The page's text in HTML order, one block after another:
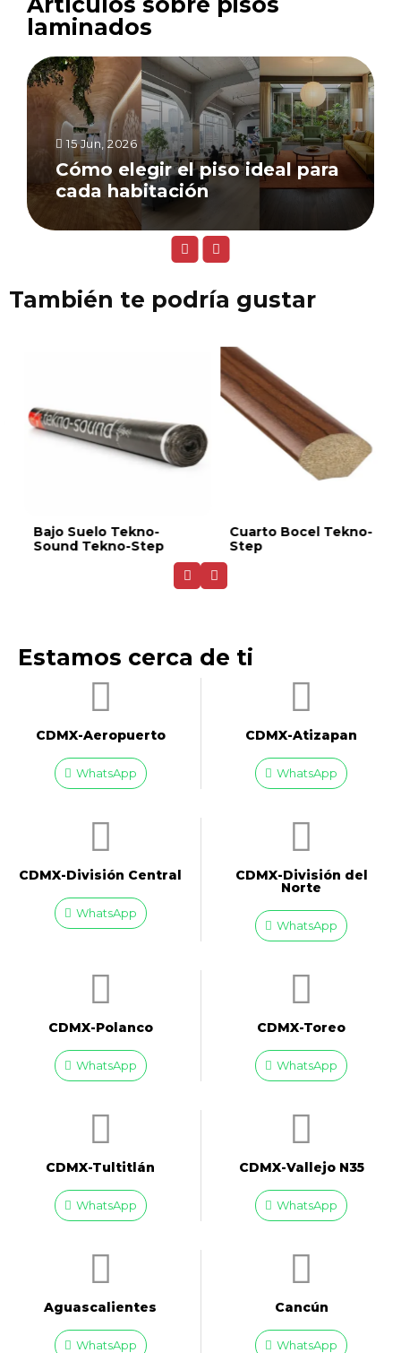
laminados
15 Jun, 2026
Cómo elegir el piso ideal para
cada habitación
También te podría gustar
Bajo Suelo Tekno-
Sound Tekno-Step
Cuarto Bocel Tekno-
Step
Estamos cerca de ti
CDMX-Aeropuerto​
WhatsApp
CDMX-Atizapan
WhatsApp
CDMX-División Central
WhatsApp
CDMX-División del
Norte
WhatsApp
CDMX-Polanco
WhatsApp
CDMX-Toreo
WhatsApp
CDMX-Tultitlán
WhatsApp
CDMX-Vallejo N35
WhatsApp
Aguascalientes
WhatsApp
Cancún
WhatsApp